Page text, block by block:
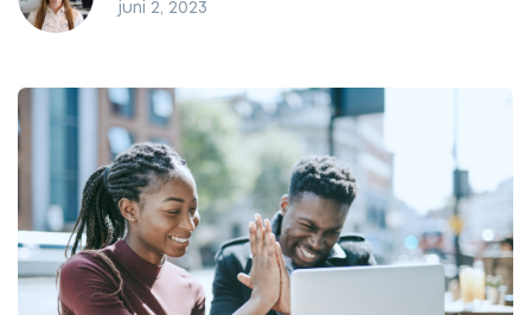
juni 2, 2023